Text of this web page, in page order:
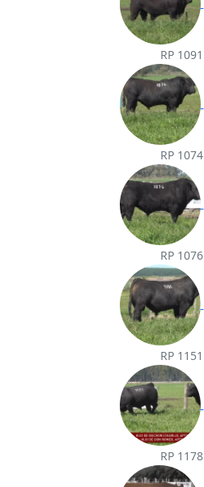
RP 1091
RP 1074
RP 1076
RP 1151
RP 1178